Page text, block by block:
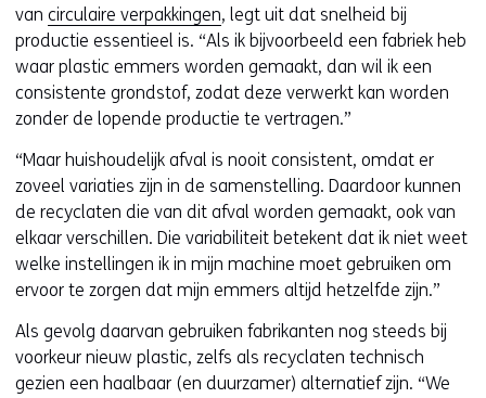
van circulaire verpakkingen, legt uit dat snelheid bij
productie essentieel is. “Als ik bijvoorbeeld een fabriek heb
waar plastic emmers worden gemaakt, dan wil ik een
consistente grondstof, zodat deze verwerkt kan worden
zonder de lopende productie te vertragen.”
“Maar huishoudelijk afval is nooit consistent, omdat er
zoveel variaties zijn in de samenstelling. Daardoor kunnen
de recyclaten die van dit afval worden gemaakt, ook van
elkaar verschillen. Die variabiliteit betekent dat ik niet weet
welke instellingen ik in mijn machine moet gebruiken om
ervoor te zorgen dat mijn emmers altijd hetzelfde zijn.”
Als gevolg daarvan gebruiken fabrikanten nog steeds bij
voorkeur nieuw plastic, zelfs als recyclaten technisch
gezien een haalbaar (en duurzamer) alternatief zijn. “We